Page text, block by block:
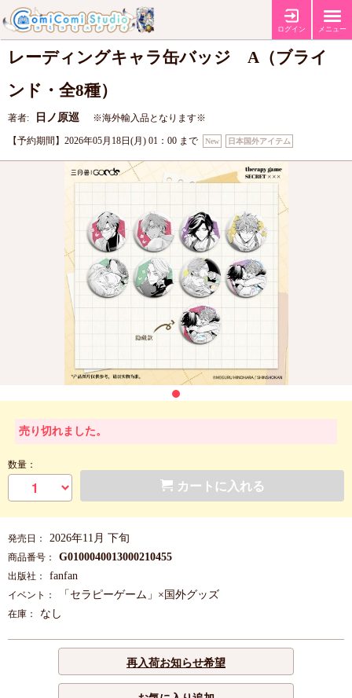
ログイン メニュー
「セラピーゲーム」TrueShotシリーズ ト
レーディングキャラ缶バッジ A（ブライ
ンド・全8種）
著者: 日ノ原巡 ※海外輸入品となります※
【予約期間】2026年05月18日(月) 01：00 まで New 日本国外アイテム
売り切れました。
数量：
カートに入れる
発売日： 2026年11月 下旬
商品番号： G0100040013000210455
出版社： fanfan
イベント： 「セラピーゲーム」×国外グッズ
在庫： なし
再入荷お知らせ希望